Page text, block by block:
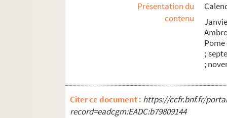
Présentation du
contenu
;
;
Citer ce document : https://ccfr.bnf.fr/
record=eadcgm:EADC:b79809144